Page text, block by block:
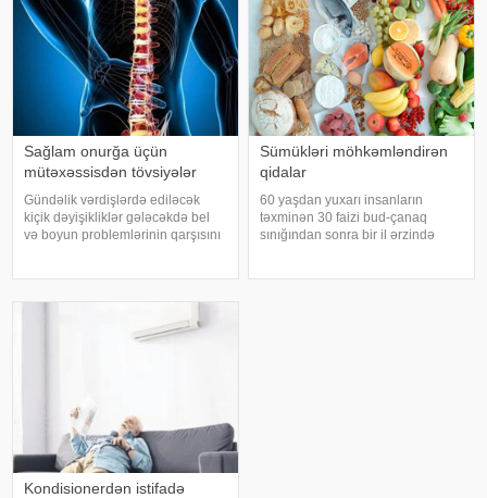
Sağlam onurğa üçün
mütəxəssisdən tövsiyələr
Gündəlik vərdişlərdə ediləcək
kiçik dəyişikliklər gələcəkdə bel
və boyun problemlərinin qarşısını
duruş onurğanın sağlam
Sümükləri möhkəmləndirən
qidalar
60 yaşdan yuxarı insanların
təxminən 30 faizi bud-çanaq
sınığından sonra bir il ərzində
Kondisionerdən istifadə